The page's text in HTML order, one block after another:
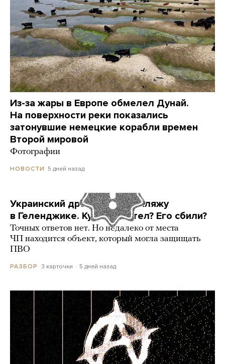
Из-за жары в Европе обмелел Дунай.
На поверхности реки показались
затонувшие немецкие корабли времен
Второй мировой
Фотографии
НОВОСТИ 5 дней назад
Украинский дрон попал по пляжу
в Геленджике. Куда он летел? Его сбили?
Точных ответов нет. Но недалеко от места
ЧП находится объект, который могла защищать
ПВО
РАЗБОР 3 карточки 5 дней назад